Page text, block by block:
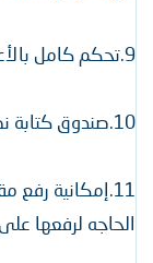
9.تحكم كامل بالأعضاء و المشرفين .
10.صندوق كتابة نصوص متطور و يحتوي على خصائص كثيرة.
11.إمكانية
الحاجه لرفعها